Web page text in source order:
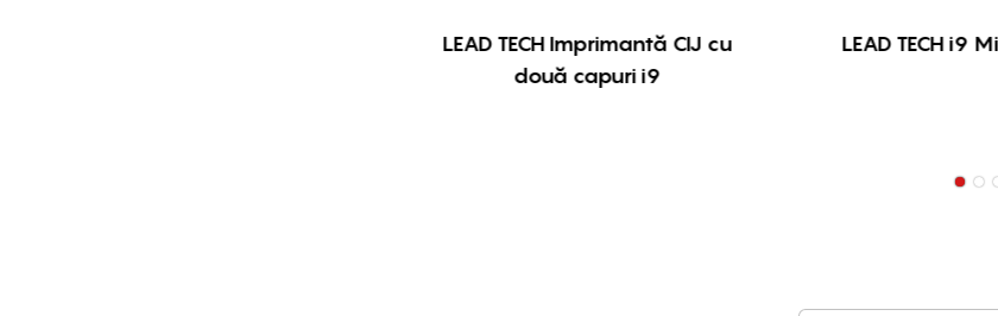
LEAD TECH Imprimantă CIJ cu
două capuri i9
LEAD TECH i9